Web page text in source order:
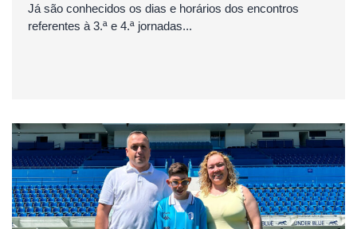
Já são conhecidos os dias e horários dos encontros
referentes à 3.ª e 4.ª jornadas...